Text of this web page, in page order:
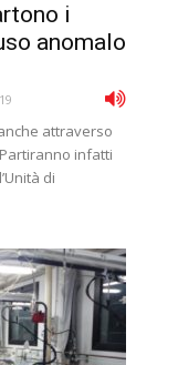
i
anomalo
attraverso
infatti
di